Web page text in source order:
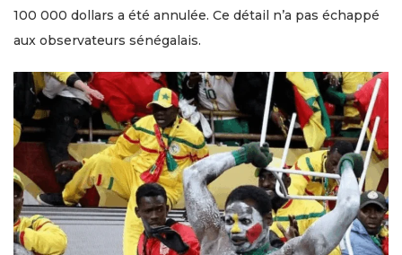
100 000 dollars a été annulée. Ce détail n’a pas échappé
aux observateurs sénégalais.